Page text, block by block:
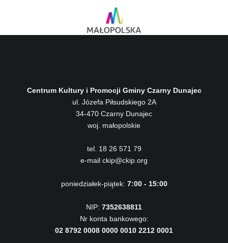
Centrum Kultury i Promocji Gminy Czarny Dunajec
ul. Józefa Piłsudskiego 2A
34-470 Czarny Dunajec
woj. małopolskie
tel. 18 26 571 79
e-mail ckip@ckip.org
poniedziałek-piątek: 7:00 - 15:00
NIP: 7352638811
Nr konta bankowego:
02 8792 0008 0000 0010 2212 0001